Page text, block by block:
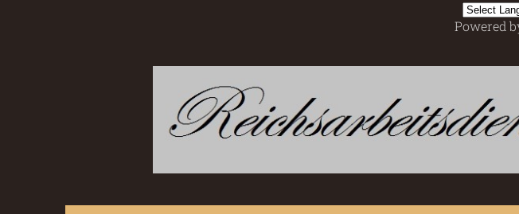
Powered